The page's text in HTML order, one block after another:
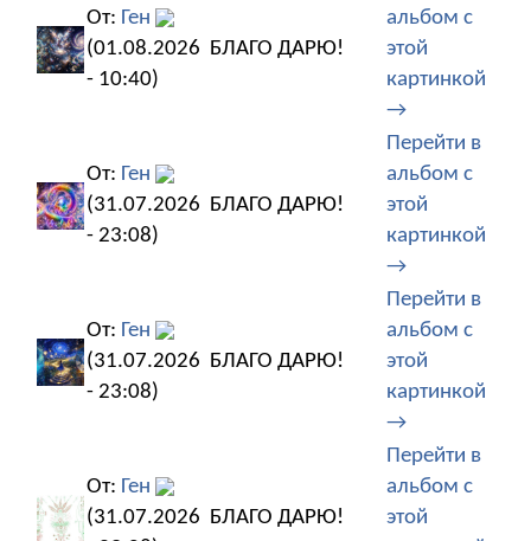
От: Ген
(01.08.2026
- 10:40)
БЛАГО ДАРЮ!
альбом с
этой
картинкой
→
От: Ген
(31.07.2026
- 23:08)
БЛАГО ДАРЮ!
Перейти в
альбом с
этой
картинкой
→
От: Ген
(31.07.2026
- 23:08)
БЛАГО ДАРЮ!
Перейти в
альбом с
этой
картинкой
→
От: Ген
(31.07.2026 БЛАГО ДАРЮ!
Перейти в
альбом с
этой